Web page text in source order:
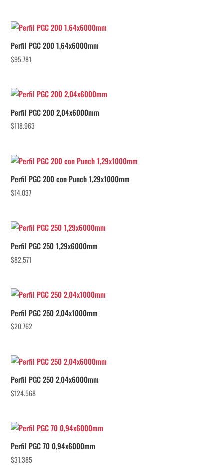
Perfil PGC 200 1,64x6000mm
$95.781
Perfil PGC 200 2,04x6000mm
$118.963
Perfil PGC 200 con Punch 1,29x1000mm
$14.037
Perfil PGC 250 1,29x6000mm
$82.571
Perfil PGC 250 2,04x1000mm
$20.762
Perfil PGC 250 2,04x6000mm
$124.568
Perfil PGC 70 0,94x6000mm
$31.385